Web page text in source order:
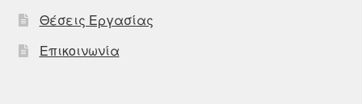
Θέσεις Εργασίας
Επικοινωνία